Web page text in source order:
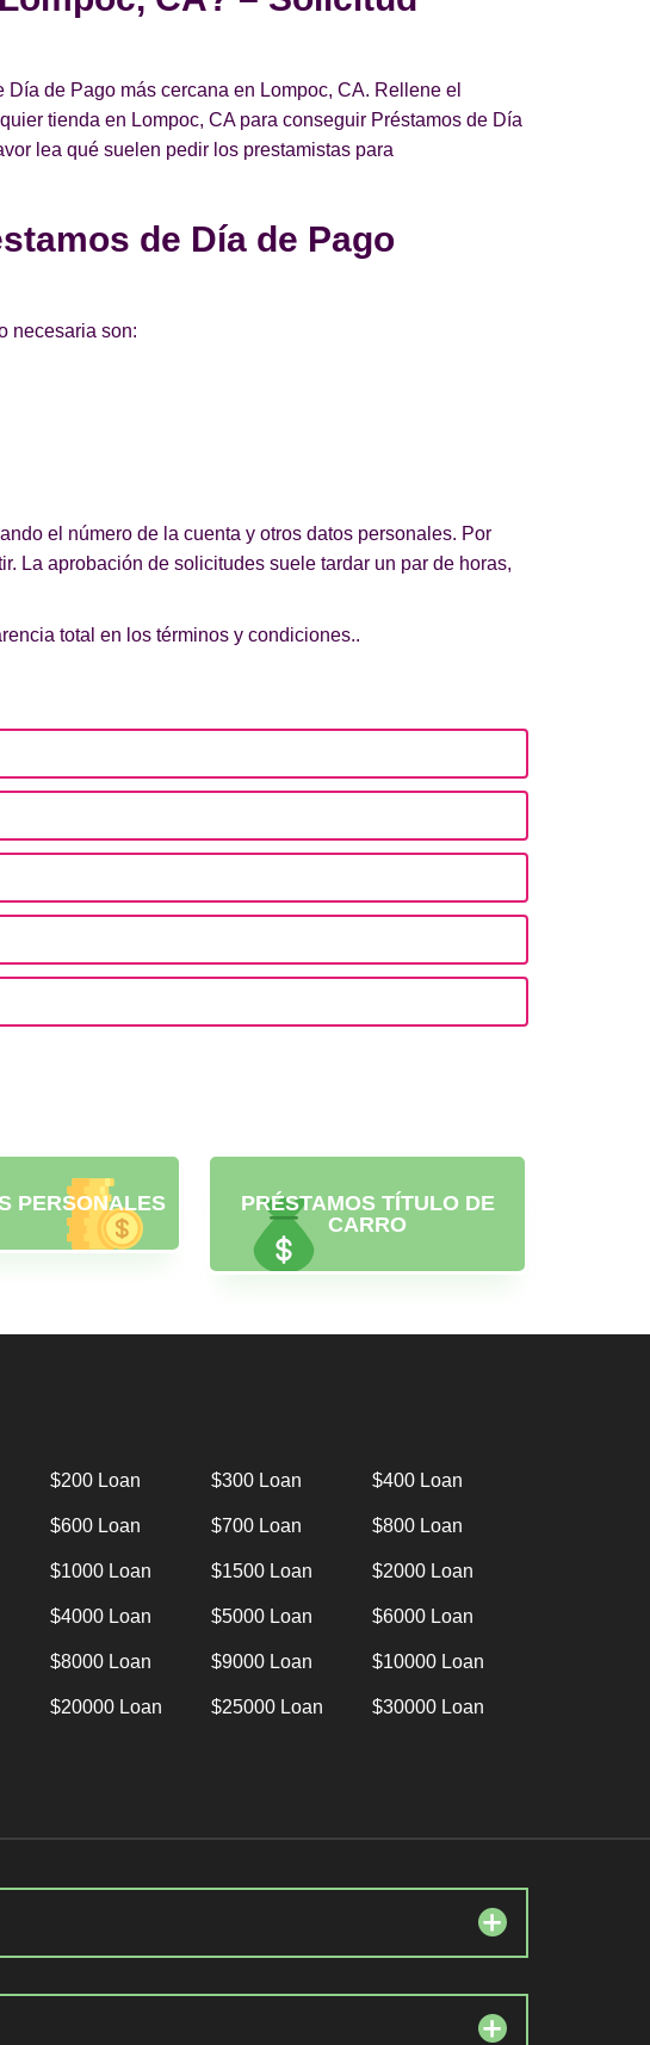
de Pago más cercana en Lompoc, CA. Rellene el
tienda en Lompoc, CA para conseguir Préstamos de Día
lea qué suelen pedir los prestamistas para
de Día de Pago
necesaria son:
el número de la cuenta y otros datos personales. Por
La aprobación de solicitudes suele tardar un par de horas,
total en los términos y condiciones..
PERSONALES
PRÉSTAMOS TÍTULO DE
CARRO
$200 Loan $300 Loan $400 Loan
$600 Loan $700 Loan $800 Loan
$1000 Loan $1500 Loan $2000 Loan
$4000 Loan $5000 Loan $6000 Loan
$8000 Loan $9000 Loan $10000 Loan
$20000 Loan $25000 Loan $30000 Loan